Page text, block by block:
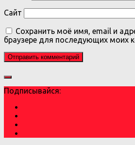
Сайт
Сохранить моё имя, email и
браузере для последующих моих
Подписывайся: